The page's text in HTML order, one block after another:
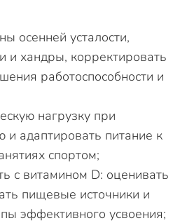
осенней усталости,
и хандры, корректировать
работоспособности и
нагрузку при
и адаптировать питание к
спортом;
с витамином D: оценивать
пищевые источники и
эффективного усвоения;